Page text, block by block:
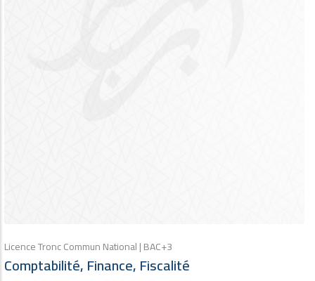
Licence Tronc Commun National | BAC+3
Comptabilité, Finance, Fiscalité